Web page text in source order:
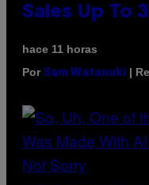
Sales Up To
hace 11 horas
Por Sam Watanuki |